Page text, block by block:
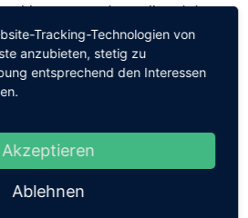
werden soll und dann
vorgelegt werde.
Tracking-Technologien von
anzubieten, stetig zu
entsprechend den Interessen
Akzeptieren
Ablehnen